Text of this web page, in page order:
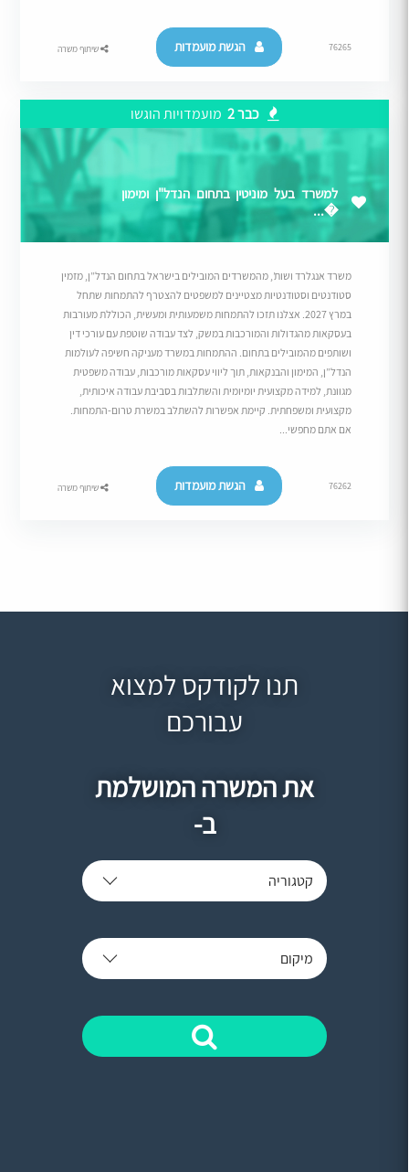
76265 הגשת מועמדות שיתוף משרה
כבר 2 מועמדויות הוגשו
למשרד בעל מוניטין בתחום הנדל"ן ומימון
�...
משרד אנגלרד ושות’, מהמשרדים המובילים בישראל בתחום הנדל”ן, מזמין
סטודנטים וסטודנטיות מצטיינים למשפטים להצטרף להתמחות שתחל
במרץ 2027. אצלנו תזכו להתמחות משמעותית ומעשית, הכוללת מעורבות
בעסקאות מהגדולות והמורכבות במשק, לצד עבודה שוטפת עם עורכי דין
ושותפים מהמובילים בתחום. ההתמחות במשרד מעניקה חשיפה לעולמות
הנדל”ן, המימון והבנקאות, תוך ליווי עסקאות מורכבות, עבודה משפטית
מגוונת, למידה מקצועית יומיומית והשתלבות בסביבת עבודה איכותית,
מקצועית ומשפחתית. קיימת אפשרות להשתלב במשרת טרום-התמחות.
אם אתם מחפשי...
76262 הגשת מועמדות שיתוף משרה
תנו לקודקס למצוא
עבורכם
את המשרה המושלמת
ב-
קטגוריה
מיקום